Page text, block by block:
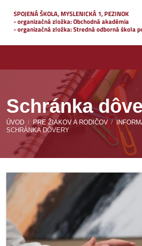
SPOJENÁ ŠKOLA, MYSLENICKÁ 1, PEZINOK
- organizačná zložka: Obchodná akadémia
- organizačná zložka: Stredná odborná škola
Schránka
ÚVOD / PRE ŽIAKOV A RODIČOV /
SCHRÁNKA DÔVERY
Schránka
dôvery